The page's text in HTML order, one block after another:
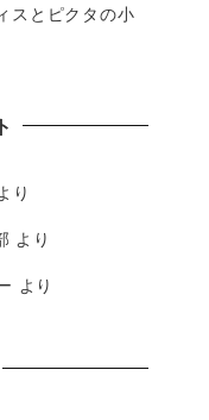
スとピクタの小
り
より
より